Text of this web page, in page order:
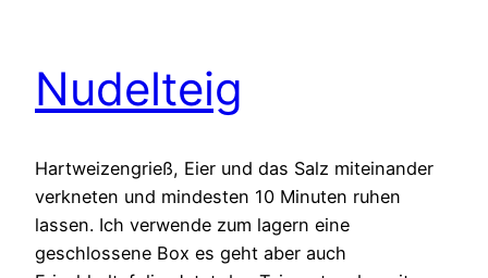
Nudelteig
Hartweizengrieß, Eier und das Salz miteinander
verkneten und mindesten 10 Minuten ruhen
lassen. Ich verwende zum lagern eine
geschlossene Box es geht aber auch